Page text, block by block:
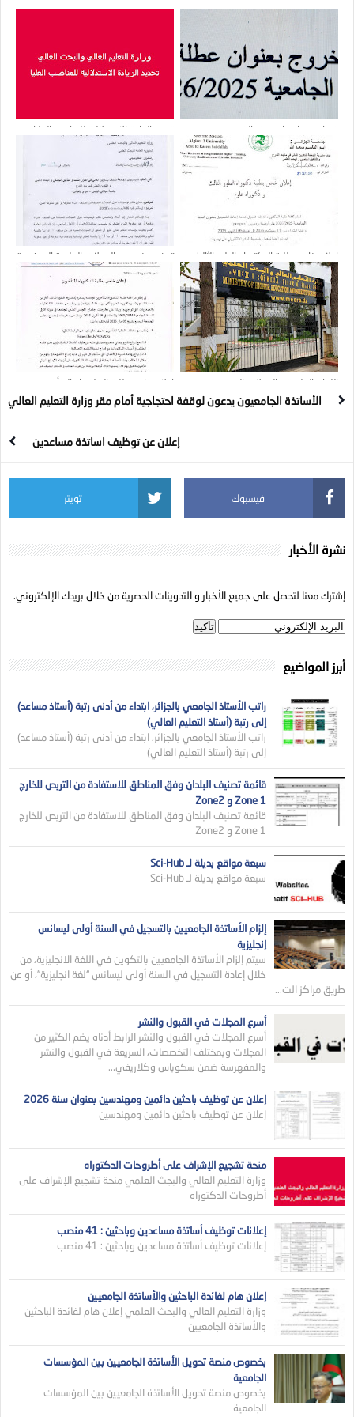
فيما يخص إمضاء محضر الخروج تحديد الزيادة الاستدلالية للمناصب العليا
إعلان خاص بطلبة الدكتوراه الطور الثالث
ودكتوراه علوم
توضيح بخصوص المجلات العلمية المدفوعة
اللجان العلمية و المجلات الممنوعة من
المشاركة على الأساتذة الجزائريين
إعلان خاص بطلبة الدكتوراه المتأخرين
الأساتذة الجامعيون يدعون لوقفة احتجاجية أمام مقر وزارة التعليم العالي
إعلان عن توظيف اساتذة مساعدين
فيسبوك تويتر
نشرة الأخبار
إشترك معنا لتحصل على جميع الأخبار و التدوينات الحصرية من خلال بريدك الإلكتروني.
أبرز المواضيع
راتب الأستاذ الجامعي بالجزائر، ابتداء من أدنى رتبة (أستاذ مساعد)
إلى رتبة (أستاذ التعليم العالي)
راتب الأستاذ الجامعي بالجزائر، ابتداء من أدنى رتبة (أستاذ مساعد)
إلى رتبة (أستاذ التعليم العالي)
قائمة تصنيف البلدان وفق المناطق للاستفادة من التربص للخارج
Zone 1 و Zone2
قائمة تصنيف البلدان وفق المناطق للاستفادة من التربص للخارج
Zone 1 و Zone2
سبعة مواقع بديلة لـ Sci-Hub
سبعة مواقع بديلة لـ Sci-Hub
إلزام الأساتذة الجامعيين بالتسجيل في السنة أولى ليسانس
إنجليزية
سيتم إلزام الأساتذة الجامعيين بالتكوين في اللغة الانجليزية، من
خلال إعادة التسجيل في السنة أولى ليسانس “لغة انجليزية”، أو عن
طريق مراكز الت...
أسرع المجلات في القبول والنشر
أسرع المجلات في القبول والنشر الرابط أدناه يضم الكثير من
المجلات وبمختلف التخصصات، السريعة في القبول والنشر
والمفهرسة ضمن سكوباس وكلاريفي...
إعلان عن توظيف باحثين دائمين ومهندسين بعنوان سنة 2026
إعلان عن توظيف باحثين دائمين ومهندسين
منحة تشجيع الإشراف على أطروحات الدكتوراه
وزارة التعليم العالي والبجث العلمي منحة تشجيع الإشراف على
أطروحات الدكتوراه
إعلانات توظيف أساتذة مساعدين وباحثين : 41 منصب
إعلانات توظيف أساتذة مساعدين وباحثين : 41 منصب
إعلان هام لفائدة الباحثين والأساتذة الجامعيين
وزارة التعليم العالي والبحث العلمي إعلان هام لفائدة الباحثين
والأساتذة الجامعيين
بخصوص منصة تحويل الأساتذة الجامعيين بين المؤسسات
الجامعية
بخصوص منصة تحويل الأساتذة الجامعيين بين المؤسسات
الجامعية